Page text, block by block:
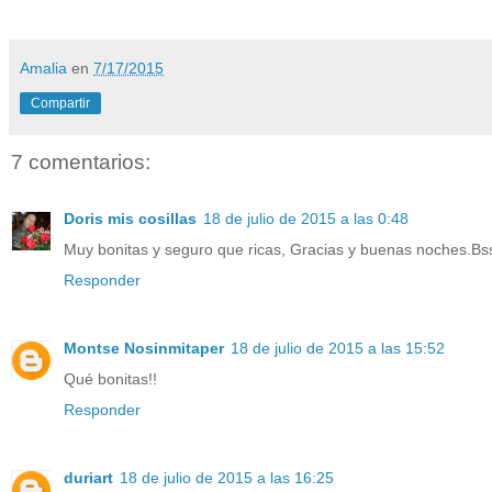
Amalia en 7/17/2015
Compartir
7 comentarios:
Doris mis cosillas 18 de julio de 2015 a las 0:48
Muy bonitas y seguro que ricas, Gracias y buenas
Responder
Montse Nosinmitaper 18 de julio de 2015 a las 15:52
Qué bonitas!!
Responder
duriart 18 de julio de 2015 a las 16:25